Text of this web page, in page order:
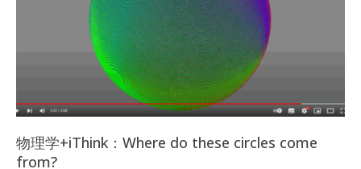
物理学+iThink：Where do these circles come
from?